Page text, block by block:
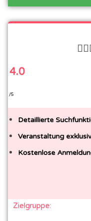

4.0
/5
Detaillierte
Veranstaltung
Kostenlose
Zielgruppe: